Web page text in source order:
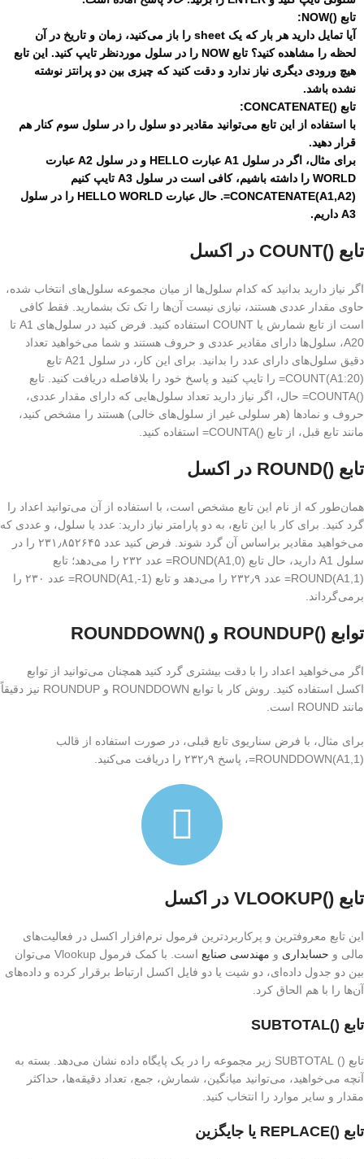
تابع ()NOW:
آیا تمایل دارید هر بار که یک sheet را باز می‌کنید، زمان و تاریخ در آن
لحظه را مشاهده کنید؟ تابع NOW را در سلول موردنظر تایپ کنید. این تابع
هیچ ورودی دیگری نیاز ندارد و دقت کنید که چیزی بین دو پرانتز نوشته
نشده باشد.
تابع ()CONCATENATE:
با استفاده از این تابع می‌توانید مقادیر دو سلول را در سلول سوم کنار هم
قرار دهید.
برای مثال، اگر در سلول A1 عبارت HELLO و در سلول A2 عبارت
WORLD را داشته باشیم، کافی است در سلول A3 تایپ کنیم
(CONCATENATE(A1,A2=. حال عبارت HELLO WORLD را در سلول
A3 داریم.
تابع ()COUNT در اکسل
اگر نیاز دارید بدانید که کدام سلول‌ها از میان مجموعه سلول‌های انتخاب شده،
حاوی مقدار عددی هستند، نیازی نیست آن‌ها را تک تک بشمارید. فقط کافی
است از تابع شمارش یا COUNT استفاده کنید. فرض کنید در سلول‌های A1 تا
A20، سلول‌ها دارای مقادیر عددی و حروف هستند و شما می‌خواهید تعداد
دقیق سلول‌های دارای عدد را بدانید. برای این کار، در سلول A21 تابع
(COUNT(A1:20= را تایپ کنید و پاسخ خود را بلافاصله دریافت کنید. تابع
()COUNTA= حال، اگر نیاز دارید تعداد سلول‌هایی که دارای مقدار عددی،
حروف و نمادها (هر سلولی غیر از سلول‌های خالی) هستند را مشخص کنید،
مانند تابع قبل، از تابع ()COUNTA= استفاده کنید.
تابع ()ROUND در اکسل
همان‌طور که از نام این تابع مشخص است، با استفاده از آن می‌توانید اعداد را
گرد کنید. برای کار با این تابع، به دو پارامتر نیاز دارید: عدد یا سلول، و عددی که
می‌خواهید مقادیر براساس آن گرد شوند. فرض کنید عدد ۲۳۱٫۸۵۲۶۴۵ را در
سلول A1 دارید، حال تابع (ROUND(A1,0= عدد ۲۳۲ را می‌دهد؛ تابع
(ROUND(A1,1= عدد ۲۳۲٫۹ را می‌دهد و تابع (ROUND(A1,-1= عدد ۲۳۰ را
برمی‌گرداند.
توابع ()ROUNDUP و ()ROUNDDOWN
اگر می‌خواهید اعداد را با دقت بیشتری گرد کنید همچنان می‌توانید از توابع
اکسل استفاده کنید. روش کار با توابع ROUNDDOWN و ROUNDUP نیز دقیقاً
مانند ROUND است.
برای مثال، با فرض سناریوی تابع قبلی، در صورت استفاده از قالب
(ROUNDDOWN(A1,1=، پاسخ ۲۳۲٫۹ را دریافت می‌کنید.
تابع ()VLOOKUP در اکسل
این تابع معروفترین و پرکاربردترین فرمول نرم‌افزار اکسل در فعالیت‌های
مالی و حسابداری و مهندسی صنایع
است. با کمک فرمول Vlookup می‌توان
بین دو جدول داده‌ای، دو شیت یا دو فایل اکسل ارتباط برقرار کرده و داده‌های
آن‌ها را با هم الحاق کرد.
تابع ()SUBTOTAL
تابع () SUBTOTAL زیر مجموعه را در یک پایگاه داده نشان می‌دهد. بسته به
آنچه می‌خواهید، می‌توانید میانگین، شمارش، جمع، تعداد دقیقه‌ها، حداکثر
مقدار و سایر موارد را انتخاب کنید.
تابع ()REPLACE یا جایگزین